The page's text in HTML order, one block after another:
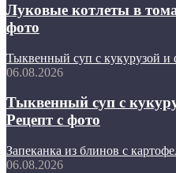
Луковые котлеты в
фото
Тыквенный суп с кукурузой и
06.08.2026
Тыквенный суп с
Рецепт с фото
Запеканка из блинов с
06.08.2026